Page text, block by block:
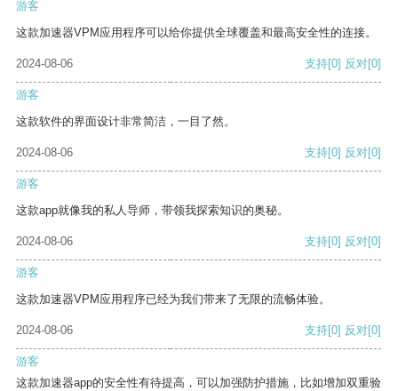
游客
这款加速器VPM应用程序可以给你提供全球覆盖和最高安全性的连接。
2024-08-06 支持[0] 反对[0]
游客
这款软件的界面设计非常简洁，一目了然。
2024-08-06 支持[0] 反对[0]
游客
这款app就像我的私人导师，带领我探索知识的奥秘。
2024-08-06 支持[0] 反对[0]
游客
这款加速器VPM应用程序已经为我们带来了无限的流畅体验。
2024-08-06 支持[0] 反对[0]
游客
这款加速器app的安全性有待提高，可以加强防护措施，比如增加双重验